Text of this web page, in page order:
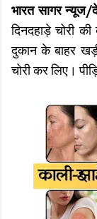
भारत सागर
दिनदहाड़े चोरी
दुकान के बाहर
चोरी कर लिए।